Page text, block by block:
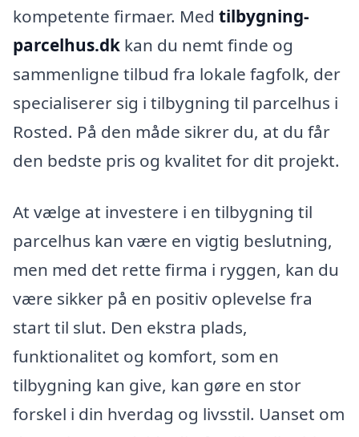
kompetente firmaer. Med tilbygning-
parcelhus.dk kan du nemt finde og
sammenligne tilbud fra lokale fagfolk, der
specialiserer sig i tilbygning til parcelhus i
Rosted. På den måde sikrer du, at du får
den bedste pris og kvalitet for dit projekt.
At vælge at investere i en tilbygning til
parcelhus kan være en vigtig beslutning,
men med det rette firma i ryggen, kan du
være sikker på en positiv oplevelse fra
start til slut. Den ekstra plads,
funktionalitet og komfort, som en
tilbygning kan give, kan gøre en stor
forskel i din hverdag og livsstil. Uanset om